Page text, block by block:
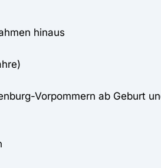
hinaus
Vorpommern ab Geburt